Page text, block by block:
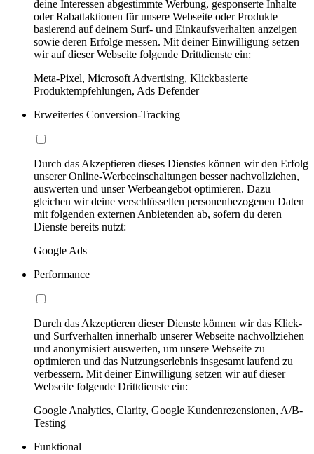
deine Interessen abgestimmte Werbung, gesponserte Inhalte
oder Rabattaktionen für unsere Webseite oder Produkte
basierend auf deinem Surf- und Einkaufsverhalten anzeigen
sowie deren Erfolge messen. Mit deiner Einwilligung setzen
wir auf dieser Webseite folgende Drittdienste ein:
Meta-Pixel, Microsoft Advertising, Klickbasierte
Produktempfehlungen, Ads Defender
Erweitertes Conversion-Tracking
Durch das Akzeptieren dieses Dienstes können wir den Erfolg
unserer Online-Werbeeinschaltungen besser nachvollziehen,
auswerten und unser Werbeangebot optimieren. Dazu
gleichen wir deine verschlüsselten personenbezogenen Daten
mit folgenden externen Anbietenden ab, sofern du deren
Dienste bereits nutzt:
Google Ads
Performance
Durch das Akzeptieren dieser Dienste können wir das Klick-
und Surfverhalten innerhalb unserer Webseite nachvollziehen
und anonymisiert auswerten, um unsere Webseite zu
optimieren und das Nutzungserlebnis insgesamt laufend zu
verbessern. Mit deiner Einwilligung setzen wir auf dieser
Webseite folgende Drittdienste ein:
Google Analytics, Clarity, Google Kundenrezensionen, A/B-
Testing
Funktional